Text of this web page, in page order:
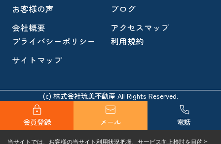
お客様の声
ブログ
会社概要
アクセスマップ
プライバシーポリシー
利用規約
サイトマップ
(c) 株式会社琉美不動産 All Rights Reserved.
会員登録 メール 電話
当サイトでは、お客様の当サイト利用状況把握、サービス向上検討を目的と